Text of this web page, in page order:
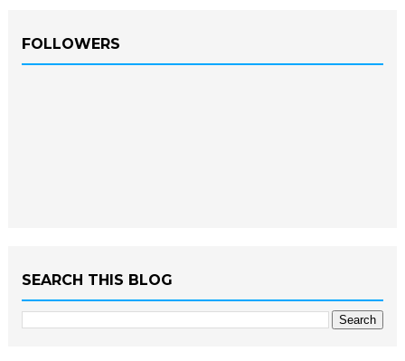
FOLLOWERS
SEARCH THIS BLOG